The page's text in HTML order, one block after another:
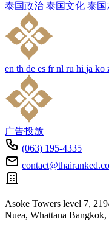
泰国政治 泰国文化 泰国
en th de es fr nl ru hi ja ko
广告投放
(063) 195-4335
Asoke Towers level 7,
Nuea, Whattana